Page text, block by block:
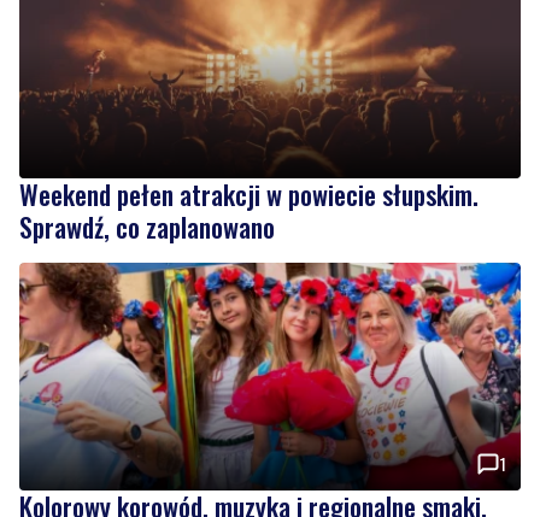
Weekend pełen atrakcji w powiecie słupskim.
Sprawdź, co zaplanowano
1
Kolorowy korowód, muzyka i regionalne smaki.
Nadchodzi Święto Kociewia
Wiadomości